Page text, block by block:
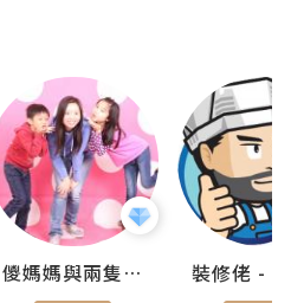
儍媽媽與兩隻小魔怪之家